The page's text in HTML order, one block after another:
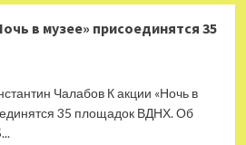
в музее» присоединятся 35
Чалабов К акции «Ночь в
35 площадок ВДНХ. Об